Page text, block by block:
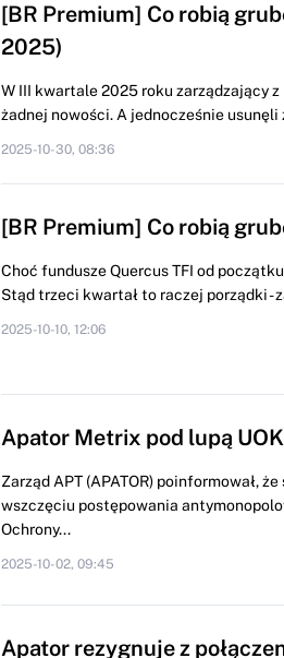
[BR Premium] Co robią
2025)
W III kwartale 2025 roku zarządzający
żadnej nowości. A jednocześnie
2025-10-30, 08:36
[BR Premium] Co robią
Choć fundusze Quercus TFI od
Stąd trzeci kwartał to raczej porządki -
2025-10-10, 12:06
Apator Metrix pod lupą
Zarząd APT (APATOR) poinformował,
wszczęciu postępowania
Ochrony...
2025-10-02, 09:45
Apator rezygnuje z